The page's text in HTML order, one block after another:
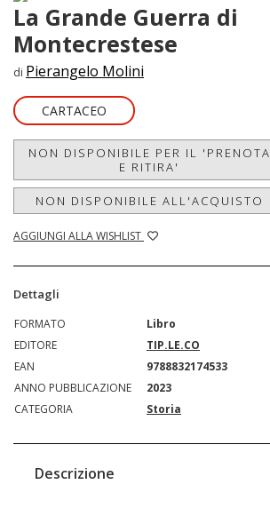
La Grande Guerra di
Montecrestese
di Pierangelo Molini
CARTACEO
NON DISPONIBILE PER IL 'PRENOTA
E RITIRA'
NON DISPONIBILE ALL'ACQUISTO
AGGIUNGI ALLA WISHLIST
Dettagli
FORMATO
Libro
EDITORE
TIP.LE.CO
EAN
9788832174533
ANNO PUBBLICAZIONE
2023
CATEGORIA
Storia
Descrizione